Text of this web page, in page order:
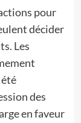
pour
décider
Les
des
en faveur